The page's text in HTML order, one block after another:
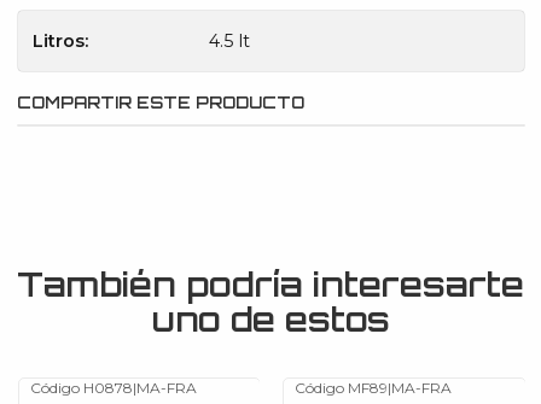
Litros: 4.5 lt
COMPARTIR ESTE PRODUCTO
También podría interesarte
uno de estos
Código H0878|MA-FRA Código MF89|MA-FRA